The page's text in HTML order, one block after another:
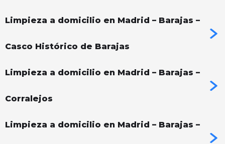
Limpieza a domicilio en Madrid – Barajas –
Casco Histórico de Barajas
Limpieza a domicilio en Madrid – Barajas –
Corralejos
Limpieza a domicilio en Madrid – Barajas –